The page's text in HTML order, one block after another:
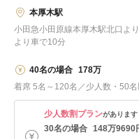
本厚木駅
小田急小田原線本厚木駅北口よ
より車で10分
40名の場合 178万
着席 5名～120名／少人数・50名
少人数割プランがあります
30名の場合 148万9690